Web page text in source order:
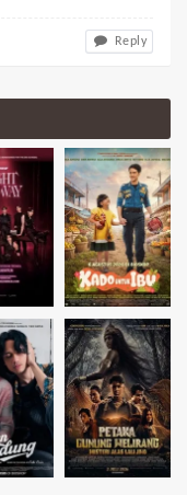
Reply